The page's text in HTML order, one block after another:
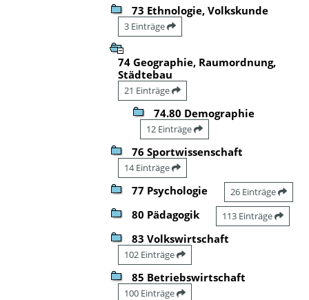
73 Ethnologie, Volkskunde
3 Einträge
74 Geographie, Raumordnung,
Städtebau
21 Einträge
74.80 Demographie
12 Einträge
76 Sportwissenschaft
14 Einträge
77 Psychologie 26 Einträge
80 Pädagogik 113 Einträge
83 Volkswirtschaft
102 Einträge
85 Betriebswirtschaft
100 Einträge